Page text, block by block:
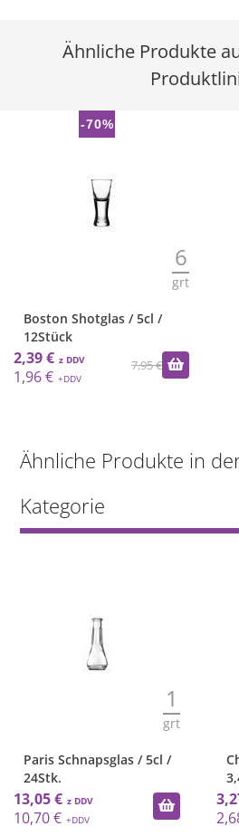
Ähnliche Produkte
-70%
6
grt
Boston Shotglas / 5cl /
12Stück
7,95 €
2,39 €
1,96 €
Ähnliche Produkte in
Kategorie
1
grt
Paris Schnapsglas / 5cl /
24Stk.
13,05 €
10,70 €